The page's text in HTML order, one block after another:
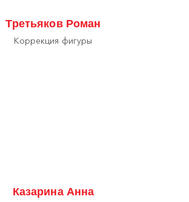
Третьяков Роман
Коррекция фигуры
Казарина Анна